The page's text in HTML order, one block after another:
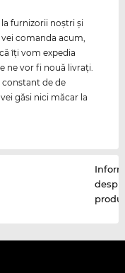
furnizorii noştri şi
comanda acum,
îţi vom expedia
ne vor fi nouă livraţi.
de de
găsi nici măcar la